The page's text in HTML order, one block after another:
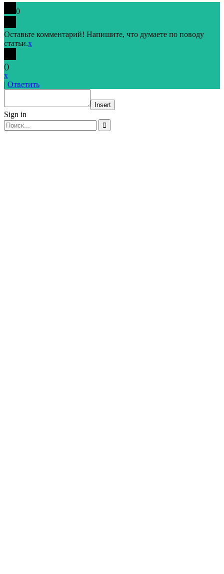
0
Оставьте комментарий! Напишите, что думаете по поводу
статьи.x
()
x
| Ответить
Insert
Sign in